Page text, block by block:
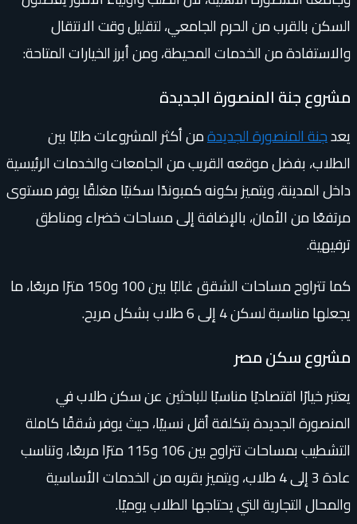
السكن بالقرب من الحرم الجامعي، لتقليل وقت الانتقال
والاستفادة من الخدمات المحيطة، ومن أبرز الخيارات المتاحة:
مشروع جنة المنصورة الجديدة
يعدجنة المنصورة الجديدةمن أكثر المشروعات طلبًا بين
الطلاب، بفضل موقعه القريب من الجامعات والخدمات الرئيسية
داخل المدينة، ويتميز بكونه كمبوندًا سكنيًا مغلقًا يوفر مستوى
مرتفعًا من الأمان، بالإضافة إلى مساحات خضراء ومناطق
ترفيهية.
كما تتراوح مساحات الشقق غالبًا بين 100 و150 مترًا مربعًا، ما
يجعلها مناسبة لسكن 4 إلى 6 طلاب بشكل مريح.
مشروع سكن مصر
يعتبر خيارًا اقتصاديًا مناسبًا للباحثين عن سكن طلاب في
المنصورة الجديدة بتكلفة أقل نسبيًا، حيث يوفر شققًا كاملة
التشطيب بمساحات تتراوح بين 106 و115 مترًا مربعًا، وتناسب
عادة 3 إلى 4 طلاب، ويتميز بقربه من الخدمات الأساسية
والمحال التجارية التي يحتاجها الطلاب يوميًا.